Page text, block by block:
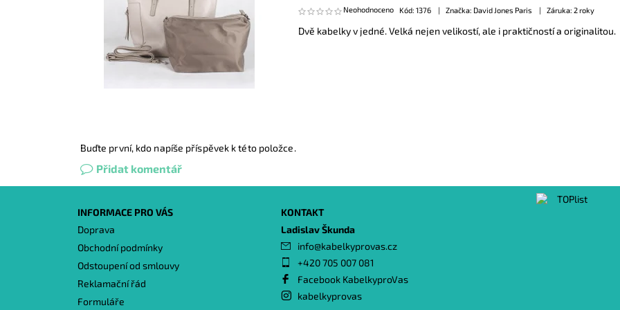
Neohodnoceno Kód: 1376 Značka: David Jones Paris Záruka: 2 roky
Dvě kabelky v jedné. Velká nejen velikostí, ale i praktičností a originalitou.
Buďte první, kdo napíše příspěvek k této položce.
Přidat komentář
INFORMACE PRO VÁS
Doprava
Obchodní podmínky
Odstoupení od smlouvy
Reklamační řád
Formuláře
KONTAKT
Ladislav Škunda
info@kabelkyprovas.cz
+420 705 007 081
Facebook KabelkyproVas
kabelkyprovas